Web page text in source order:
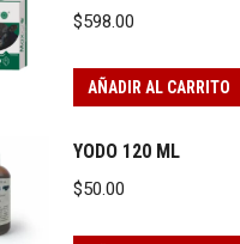
$598.00
AÑADIR AL CARRITO
YODO 120 ML
$50.00